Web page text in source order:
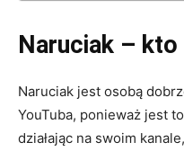
Naruciak – kto
Naruciak jest osobą
YouTuba, ponieważ jest
działając na swoim